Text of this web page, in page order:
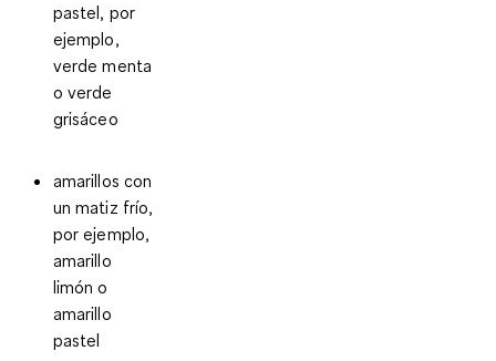
pastel, por
ejemplo,
verde menta
o verde
grisáceo
amarillos con
un matiz frío,
por ejemplo,
amarillo
limón o
amarillo
pastel